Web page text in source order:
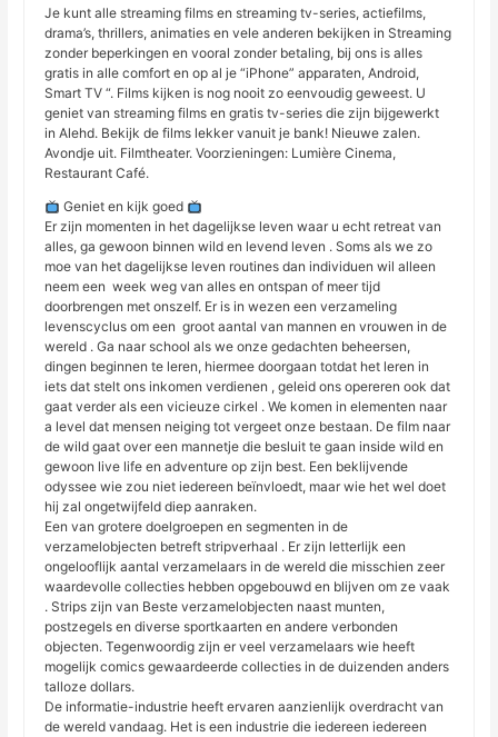
Je kunt alle streaming films en streaming tv-series, actiefilms,
drama’s, thrillers, animaties en vele anderen bekijken in Streaming
zonder beperkingen en vooral zonder betaling, bij ons is alles
gratis in alle comfort en op al je “iPhone” apparaten, Android,
Smart TV “. Films kijken is nog nooit zo eenvoudig geweest. U
geniet van streaming films en gratis tv-series die zijn bijgewerkt
in Alehd. Bekijk de films lekker vanuit je bank! Nieuwe zalen.
Avondje uit. Filmtheater. Voorzieningen: Lumière Cinema,
Restaurant Café.
Geniet en kijk goed
Er zijn momenten in het dagelijkse leven waar u echt retreat van
alles, ga gewoon binnen wild en levend leven . Soms als we zo
moe van het dagelijkse leven routines dan individuen wil alleen
neem een ​​ week weg van alles en ontspan of meer tijd
doorbrengen met onszelf. Er is in wezen een verzameling
levenscyclus om een ​​ groot aantal van mannen en vrouwen in de
wereld . Ga naar school als we onze gedachten beheersen,
dingen beginnen te leren, hiermee doorgaan totdat het leren in
iets dat stelt ons inkomen verdienen , geleid ons opereren ook dat
gaat verder als een vicieuze cirkel . We komen in elementen naar
a level dat mensen neiging tot vergeet onze bestaan. De film naar
de wild gaat over een mannetje die besluit te gaan inside wild en
gewoon live life en adventure op zijn best. Een beklijvende
odyssee wie zou niet iedereen beïnvloedt, maar wie het wel doet
hij zal ongetwijfeld diep aanraken.
Een van grotere doelgroepen en segmenten in de
verzamelobjecten betreft stripverhaal . Er zijn letterlijk een
ongelooflijk aantal verzamelaars in de wereld die misschien zeer
waardevolle collecties hebben opgebouwd en blijven om ze vaak
. Strips zijn van Beste verzamelobjecten naast munten,
postzegels en diverse sportkaarten en andere verbonden
objecten. Tegenwoordig zijn er veel verzamelaars wie heeft
mogelijk comics gewaardeerde collecties in de duizenden anders
talloze dollars.
De informatie-industrie heeft ervaren aanzienlijk overdracht van
de wereld vandaag. Het is een industrie die iedereen iedereen